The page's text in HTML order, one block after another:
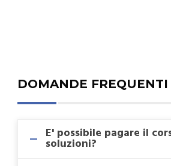
DOMANDE FREQUENTI
E' possibile pagare il
soluzioni?